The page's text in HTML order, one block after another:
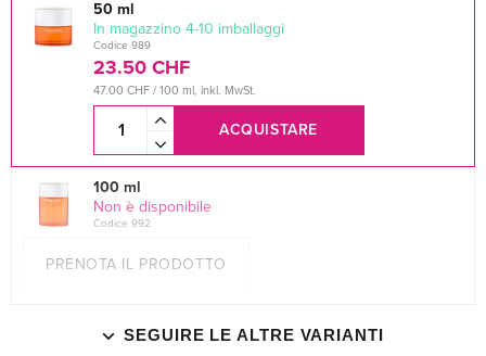
50 ml
In magazzino 4-10 imballaggi
Codice 989
23.50 CHF
47.00 CHF / 100 ml, inkl. MwSt.
ACQUISTARE
100 ml
Non è disponibile
Codice 992
PRENOTA IL PRODOTTO
SEGUIRE LE ALTRE VARIANTI